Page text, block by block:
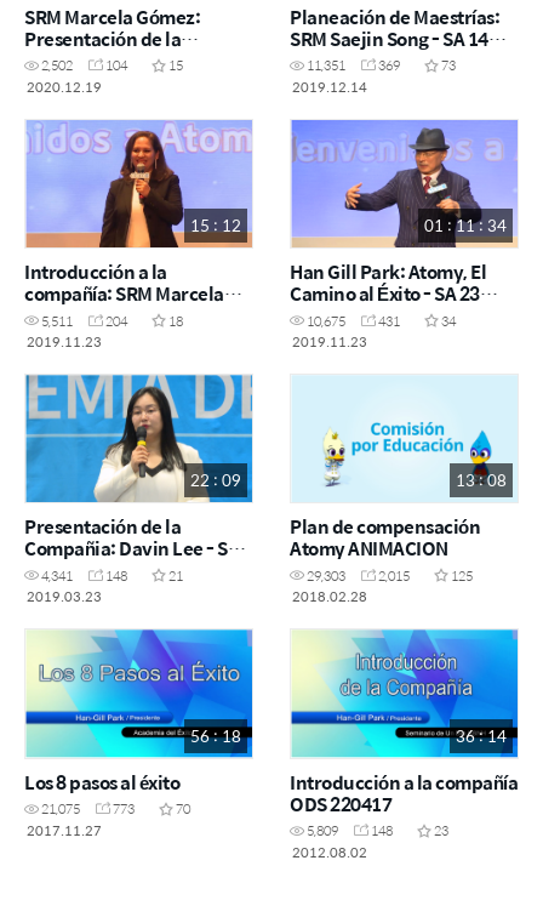
SRM Marcela Gómez:
Presentación de la
Compañía
2,502 104
15
2020.12.19
Planeación de Maestrías:
SRM Saejin Song - SA 14
diciembre 2019
11,351 369
73
2019.12.14
15 : 12
Introducción a la
compañía: SRM Marcela
Gómez - SA 23 noviembre
CDMX
5,511 204
18
2019.11.23
01 : 11 : 34
Han Gill Park: Atomy, El
Camino al Éxito - SA 23
noviembre CDMX
10,675 431
34
2019.11.23
22 : 09
Presentación de la
Compañia: Davin Lee - SA:
23 Marzo 2019
4,341 148
21
2019.03.23
13 : 08
Plan de compensación
Atomy ANIMACION
29,303 2,015
125
2018.02.28
56 : 18
Los 8 pasos al éxito
21,075 773
70
2017.11.27
36 : 14
Introducción a la compañía
ODS 220417
5,809 148
23
2012.08.02